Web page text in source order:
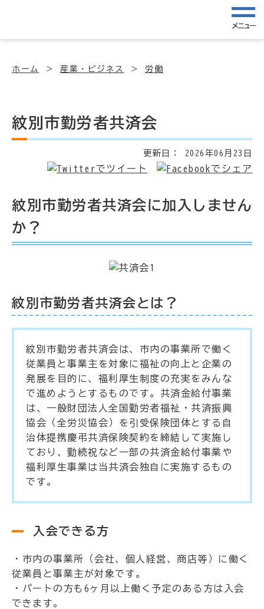
メニュー
ホーム 産業・ビジネス 労働
紋別市勤労者共済会
更新日： 2026年06月23日
紋別市勤労者共済会に加入しません
か？
紋別市勤労者共済会とは？
紋別市勤労者共済会は、市内の事業所で働く
従業員と事業主を対象に福祉の向上と企業の
発展を目的に、福利厚生制度の充実をみんな
で進めようとするものです。共済金給付事業
は、一般財団法人全国勤労者福祉・共済振興
協会（全労災協会）を引受保険団体とする自
治体提携慶弔共済保険契約を締結して実施し
ており、勤続祝など一部の共済金給付事業や
福利厚生事業は当共済会独自に実施するもの
です。
入会できる方
・市内の事業所（会社、個人経営、商店等）に働く
従業員と事業主が対象です。
・パートの方も6ヶ月以上働く予定のある方は入会
できます。